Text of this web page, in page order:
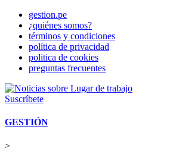
gestion.pe
¿quiénes somos?
términos y condiciones
política de privacidad
politica de cookies
preguntas frecuentes
Suscríbete
GESTIÓN
>